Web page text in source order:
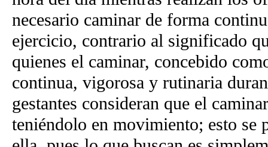
necesario caminar de forma
ejercicio, contrario al significado
quienes el caminar, concebido
continua, vigorosa y rutinaria
gestantes consideran que el
teniéndolo en movimiento; esto se